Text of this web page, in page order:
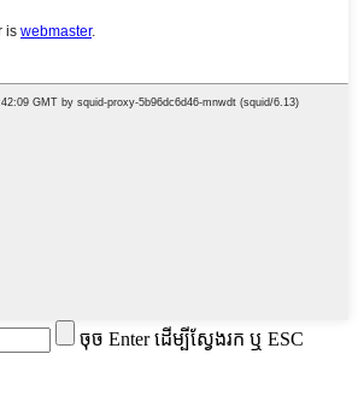
ចុច Enter ដើម្បីស្វែងរក ឬ ESC